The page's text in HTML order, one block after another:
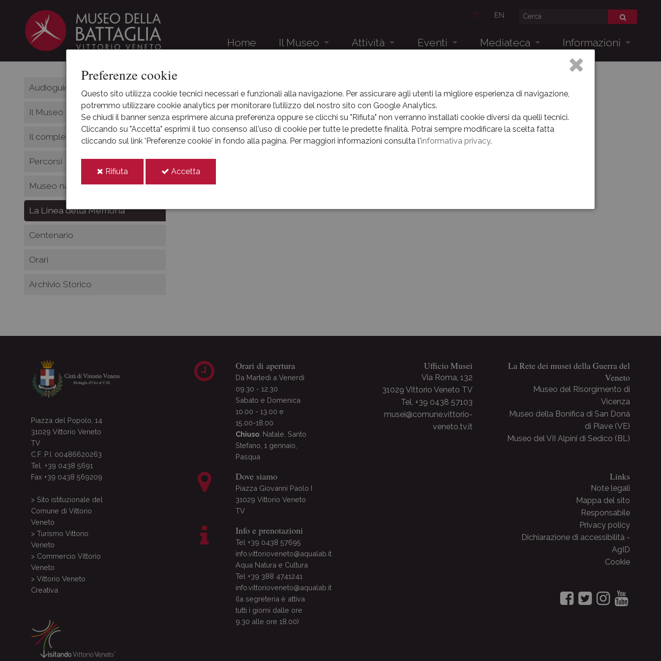
Preferenze cookie
Questo sito utilizza cookie tecnici necessari e funzionali alla navigazione. Per assicurare agli utenti la migliore esperienza di navigazione,
potremmo utilizzare cookie analytics per monitorare l’utilizzo del nostro sito con Google Analytics.
Se chiudi il banner senza esprimere alcuna preferenza oppure se clicchi su "Rifiuta" non verranno installati cookie diversi da quelli tecnici.
Cliccando su "Accetta" esprimi il tuo consenso all'uso di cookie per tutte le predette finalità. Potrai sempre modificare la scelta fatta
cliccando sul link 'Preferenze cookie' in fondo alla pagina. Per maggiori informazioni consulta l'informativa privacy.
Rifiuta Accetta
Home Il Museo
Il complesso museale
Percorsi
Attività Eventi
Eventi
News
Mediateca
Virtual tour
Informazioni
Dove siamo
IT EN
Audioguida
Il Museo e la sua storia
Il complesso museale
Percorsi
Museo nascosto
La Linea della Memoria
Centenario
Orari
Archivio Storico
La Linea della Memoria
https://www.youtube.com/@lalineadellamemoria
«La linea della memoria»
Piazza del Popolo, 14
31029 Vittorio Veneto
TV
C.F. P.I. 00486620263
Tel. +39 0438 5691
Fax +39 0438 569209
> Sito istituzionale del
Comune di Vittorio
Veneto
> Turismo Vittorio
Veneto
> Commercio Vittorio
Veneto
> Vittorio Veneto
Creativa
Orari di apertura
Da Martedì a Venerdì
09.30 - 12.30
Sabato e Domenica
10.00 - 13.00 e
15.00-18.00
Chiuso: Natale, Santo
Stefano, 1 gennaio,
Pasqua
Dove siamo
Piazza Giovanni Paolo I
31029 Vittorio Veneto
TV
Info e prenotazioni
Tel +39 0438 57695
info.vittorioveneto@aqualab.it
Aqua Natura e Cultura
Tel +39 388 4741241
info.vittorioveneto@aqualab.it
(la segreteria è attiva
tutti i giorni dalle ore
9.30 alle ore 18.00)
Ufficio Musei
Via Roma, 132
31029 Vittorio Veneto TV
Tel. +39 0438 57103
musei@comune.vittorio-
veneto.tv.it
La Rete dei musei della Guerra del
Veneto
Museo del Risorgimento di
Vicenza
Museo della Bonifica di San Donà
di Piave (VE)
Museo del VII Alpini di Sedico (BL)
Links
Note legali
Mappa del sito
Responsabile
Privacy policy
Dichiarazione di accessibilità -
AgID
Cookie